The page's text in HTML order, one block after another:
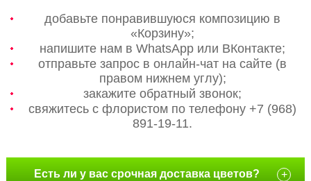
добавьте понравившуюся композицию в
«Корзину»;
напишите нам в WhatsApp или ВКонтакте;
отправьте запрос в онлайн-чат на сайте (в
правом нижнем углу);
закажите обратный звонок;
свяжитесь с флористом по телефону +7 (968)
891-19-11.
Есть ли у вас срочная доставка цветов? +